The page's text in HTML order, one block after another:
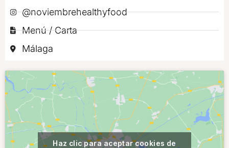
@noviembrehealthyfood
Menú / Carta
Málaga
Haz clic para aceptar cookies de